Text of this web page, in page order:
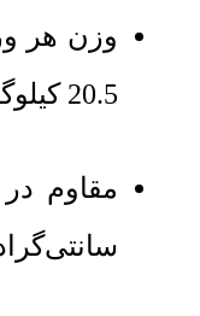
20.5 کیلوگرم